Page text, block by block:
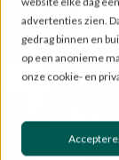
advertenties zien.
gedrag binnen en
op een anonieme
onze cookie- en